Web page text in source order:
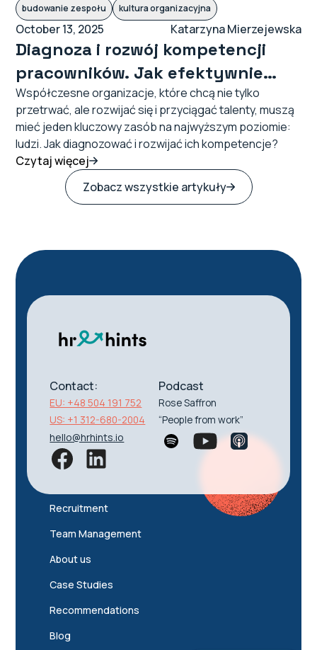
budowanie zespołu kultura organizacyjna
October 13, 2025 Katarzyna Mierzejewska
Diagnoza i rozwój kompetencji
pracowników. Jak efektywnie
rozwijać zespół?
Współczesne organizacje, które chcą nie tylko
przetrwać, ale rozwijać się i przyciągać talenty, muszą
mieć jeden kluczowy zasób na najwyższym poziomie:
ludzi. Jak diagnozować i rozwijać ich kompetencje?
Czytaj więcej
Zobacz wszystkie artykuły
Contact:
EU: +48 504 191 752
US: +1 312-680-2004
hello@hrhints.io
Podcast
Rose Saffron
“People from work”
Recruitment
Team Management
About us
Case Studies
Recommendations
Blog